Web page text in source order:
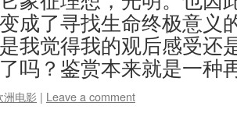
成了寻找生命终极意义
我觉得我的观后感受还
吗？鉴赏本来就是一种
洲电影 | Leave a comment